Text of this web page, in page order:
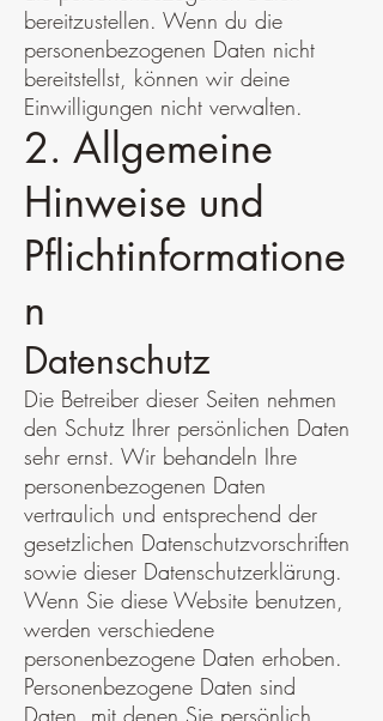
bereitzustellen. Wenn du die
personenbezogenen Daten nicht
bereitstellst, können wir deine
Einwilligungen nicht verwalten.
2. Allgemeine
Hinweise und
Pflichtinformatione
n
Datenschutz
Die Betreiber dieser Seiten nehmen
den Schutz Ihrer persönlichen Daten
sehr ernst. Wir behandeln Ihre
personenbezogenen Daten
vertraulich und entsprechend der
gesetzlichen Datenschutzvorschriften
sowie dieser Datenschutzerklärung.
Wenn Sie diese Website benutzen,
werden verschiedene
personenbezogene Daten erhoben.
Personenbezogene Daten sind
Daten, mit denen Sie persönlich